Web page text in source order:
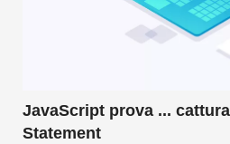
JavaScript prova ...
Statement